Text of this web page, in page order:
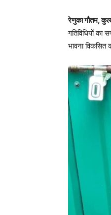
रेणुका गौतम,
गतिविधियों का
भावना विकसित